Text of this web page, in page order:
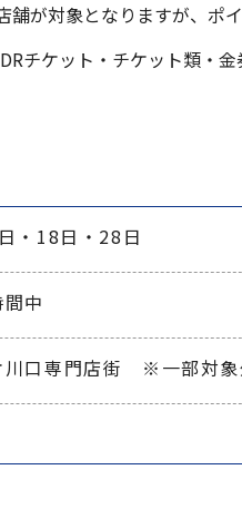
が対象となりますが、ポ
チケット・チケット類・
・18日・28日
中
川口専門店街　※一部対